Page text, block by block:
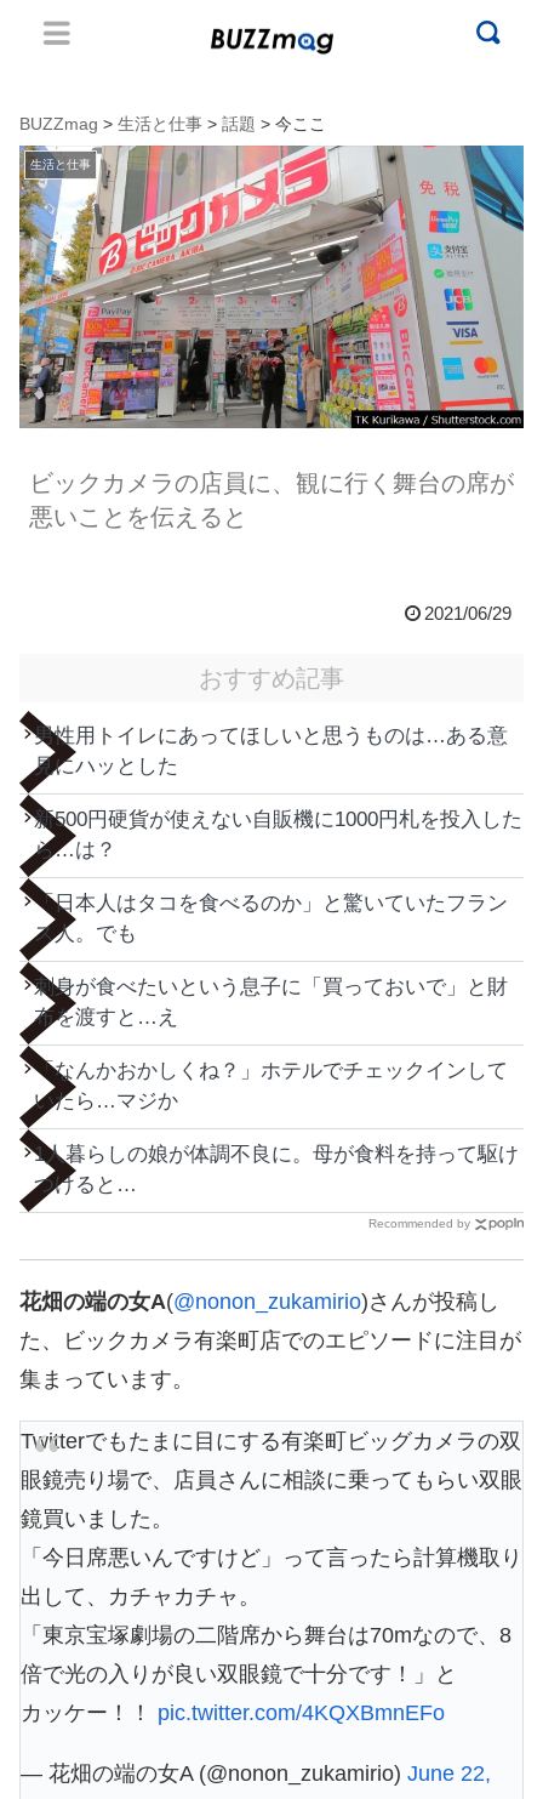
BUZZmag > 生活と仕事 > 話題 > 今ここ
生活と仕事
ビックカメラの店員に、観に行く舞台の席が
悪いことを伝えると
2021/06/29
おすすめ記事
男性用トイレにあってほしいと思うものは…ある意
見にハッとした
新500円硬貨が使えない自販機に1000円札を投入した
ら…は？
「日本人はタコを食べるのか」と驚いていたフラン
ス人。でも
刺身が食べたいという息子に「買っておいで」と財
布を渡すと…え
「なんかおかしくね？」ホテルでチェックインして
いたら…マジか
1人暮らしの娘が体調不良に。母が食料を持って駆け
つけると…
Recommended by
花畑の端の女A(@nonon_zukamirio)さんが投稿し
た、ビックカメラ有楽町店でのエピソードに注目が
集まっています。
Twitterでもたまに目にする有楽町ビッグカメラの双
眼鏡売り場で、店員さんに相談に乗ってもらい双眼
鏡買いました。
「今日席悪いんですけど」って言ったら計算機取り
出して、カチャカチャ。
「東京宝塚劇場の二階席から舞台は70mなので、8
倍で光の入りが良い双眼鏡で十分です！」と
カッケー！！ pic.twitter.com/4KQXBmnEFo
— 花畑の端の女A (@nonon_zukamirio) June 22,